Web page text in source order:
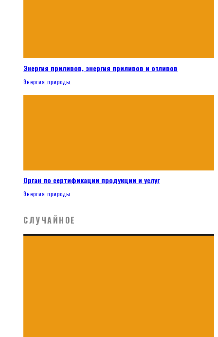
Энергия приливов, энергия приливов и отливов
Энергия природы
Орган по сертификации продукции и услуг
Энергия природы
СЛУЧАЙНОЕ